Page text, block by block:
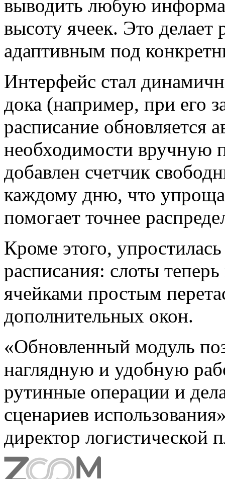
выводить любую
высоту ячеек. Это делает
адаптивным под
Интерфейс стал
дока (например, при его
расписание обновляется
необходимости вручную
добавлен счетчик
каждому дню, что
помогает точнее
Кроме этого,
расписания: слоты
ячейками простым
дополнительных окон.
«Обновленный модуль
наглядную и удобную
рутинные операции и
сценариев
директор логистической